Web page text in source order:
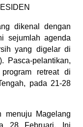
dikenal dengan
sejumlah agenda
yang digelar di
Pasca-pelantikan,
retreat di
pada 21-28
menuju Magelang
28 Februari. Ini